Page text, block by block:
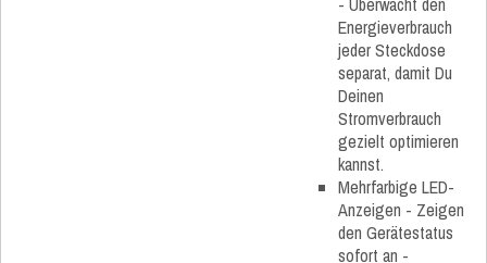
Energieverbrauch
jeder Steckdose
separat, damit Du
Deinen
Stromverbrauch
gezielt optimieren
kannst.
Mehrfarbige LED-
Anzeigen - Zeigen
den Gerätestatus
sofort an -